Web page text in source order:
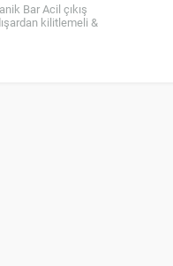
Bar Acil çıkış
kilitlemeli &